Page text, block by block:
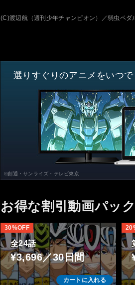
(C)渡辺航（週刊少年チャンピオン）／弱虫ペダ
選りすぐりのアニメをいつ
©創通・サンライズ・テレビ東京
お得な割引動画パック
全24話
¥3,696／30日間
カートに入れる
30%OFF